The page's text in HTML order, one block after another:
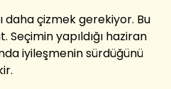
daha çizmek gerekiyor. Bu
yapıldığı haziran
iyileşmenin sürdüğünü